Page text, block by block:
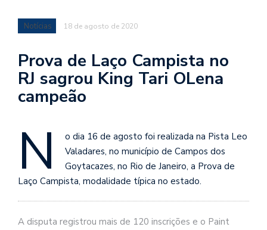
Notícias 18 de agosto de 2020
Prova de Laço Campista no
RJ sagrou King Tari OLena
campeão
N
o dia 16 de agosto foi realizada na Pista Leo
Valadares, no município de Campos dos
Goytacazes, no Rio de Janeiro, a Prova de
Laço Campista, modalidade típica no estado.
A disputa registrou mais de 120 inscrições e o Paint